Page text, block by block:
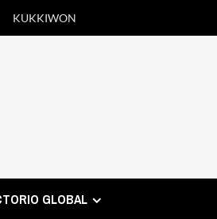
KUKKIWON
GLOBAL